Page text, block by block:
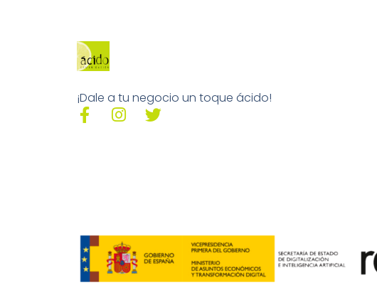
¡Dale a tu negocio un toque ácido!